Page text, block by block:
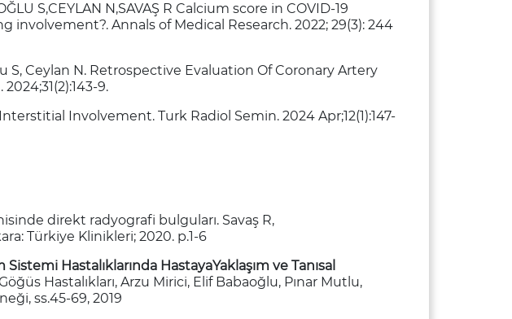
S,CEYLAN N,SAVAŞ R Calcium score in COVID-19
involvement?. Annals of Medical Research. 2022; 29(3): 244
S, Ceylan N. Retrospective Evaluation Of Coronary Artery
9.
Involvement. Turk Radiol Semin. 2024 Apr;12(1):147-
direkt radyografi bulguları. Savaş R,
Türkiye Klinikleri; 2020. p.1-6
Hastalıklarında HastayaYaklaşım ve Tanısal
Hastalıkları, Arzu Mirici, Elif Babaoğlu, Pınar Mutlu,
ss.45-69, 2019